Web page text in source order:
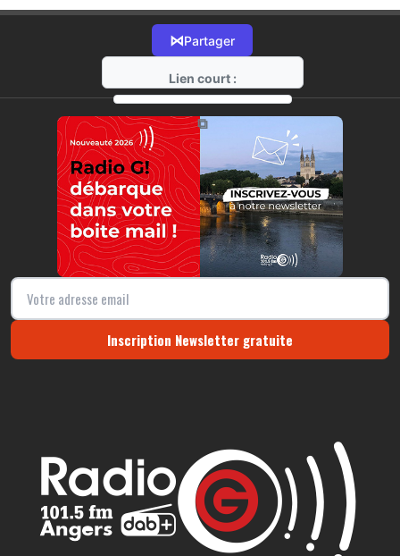
⋈Partager
Lien court :
https://radio-g.fr?20255
⧉
Inscription Newsletter gratuite